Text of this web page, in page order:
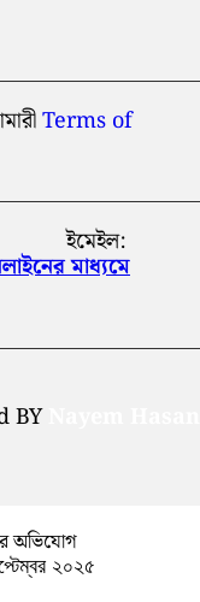
Terms of
ইমেইল:
মাধ্যমে
BY
অভিযোগ
২০২৫